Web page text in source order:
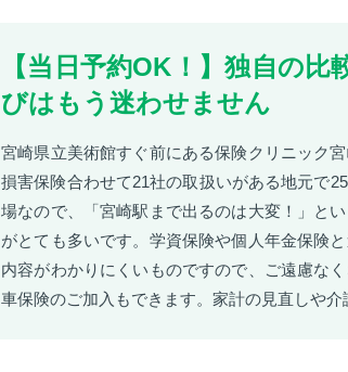
【当日予約OK！】独自の
びはもう迷わせません
宮崎県立美術館すぐ前にある保険クリニック
損害保険合わせて21社の取扱いがある地元で
場なので、「宮崎駅まで出るのは大変！」と
がとても多いです。学資保険や個人年金保険
内容がわかりにくいものですので、ご遠慮な
車保険のご加入もできます。家計の見直しや